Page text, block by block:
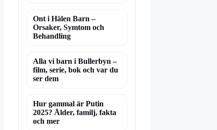
Ont i Hälen Barn –
Orsaker, Symtom och
Behandling
Alla vi barn i Bullerbyn –
film, serie, bok och var du
ser dem
Hur gammal är Putin
2025? Ålder, familj, fakta
och mer